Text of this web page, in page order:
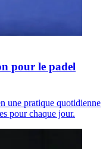
pour le padel
une pratique quotidienne
pour chaque jour.